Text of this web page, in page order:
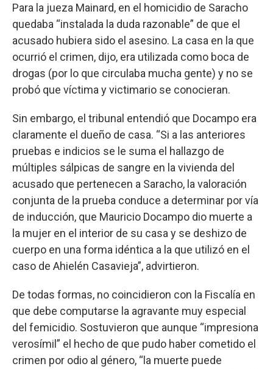
Para la jueza Mainard, en el homicidio de Saracho
quedaba “instalada la duda razonable” de que el
acusado hubiera sido el asesino. La casa en la que
ocurrió el crimen, dijo, era utilizada como boca de
drogas (por lo que circulaba mucha gente) y no se
probó que víctima y victimario se conocieran.
Sin embargo, el tribunal entendió que Docampo era
claramente el dueño de casa. “Si a las anteriores
pruebas e indicios se le suma el hallazgo de
múltiples sálpicas de sangre en la vivienda del
acusado que pertenecen a Saracho, la valoración
conjunta de la prueba conduce a determinar por vía
de inducción, que Mauricio Docampo dio muerte a
la mujer en el interior de su casa y se deshizo de
cuerpo en una forma idéntica a la que utilizó en el
caso de Ahielén Casavieja”, advirtieron.
De todas formas, no coincidieron con la Fiscalía en
que debe computarse la agravante muy especial
del femicidio. Sostuvieron que aunque “impresiona
verosímil” el hecho de que pudo haber cometido el
crimen por odio al género, “la muerte puede